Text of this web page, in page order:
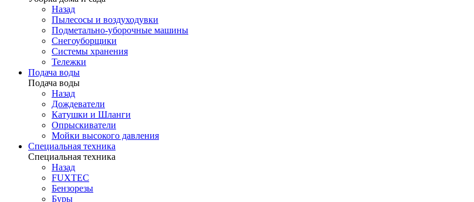
Назад
Пылесосы и воздуходувки
Подметально-уборочные машины
Снегоуборщики
Системы хранения
Тележки
Подача воды
Подача воды
Назад
Дождеватели
Катушки и Шланги
Опрыскиватели
Мойки высокого давления
Специальная техника
Специальная техника
Назад
FUXTEC
Бензорезы
Буры